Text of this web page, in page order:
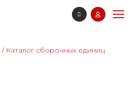
/ Каталог сборочных единиц